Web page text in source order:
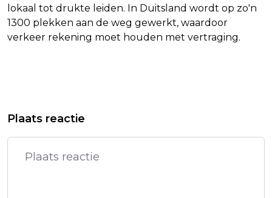
lokaal tot drukte leiden. In Duitsland wordt op zo'n
1300 plekken aan de weg gewerkt, waardoor
verkeer rekening moet houden met vertraging.
GEVALLEN, GEEN GEWONDEN
STATION LEEUWARDEN IS NA RUIM
DRIE WEKEN WEER OPEN
Plaats reactie